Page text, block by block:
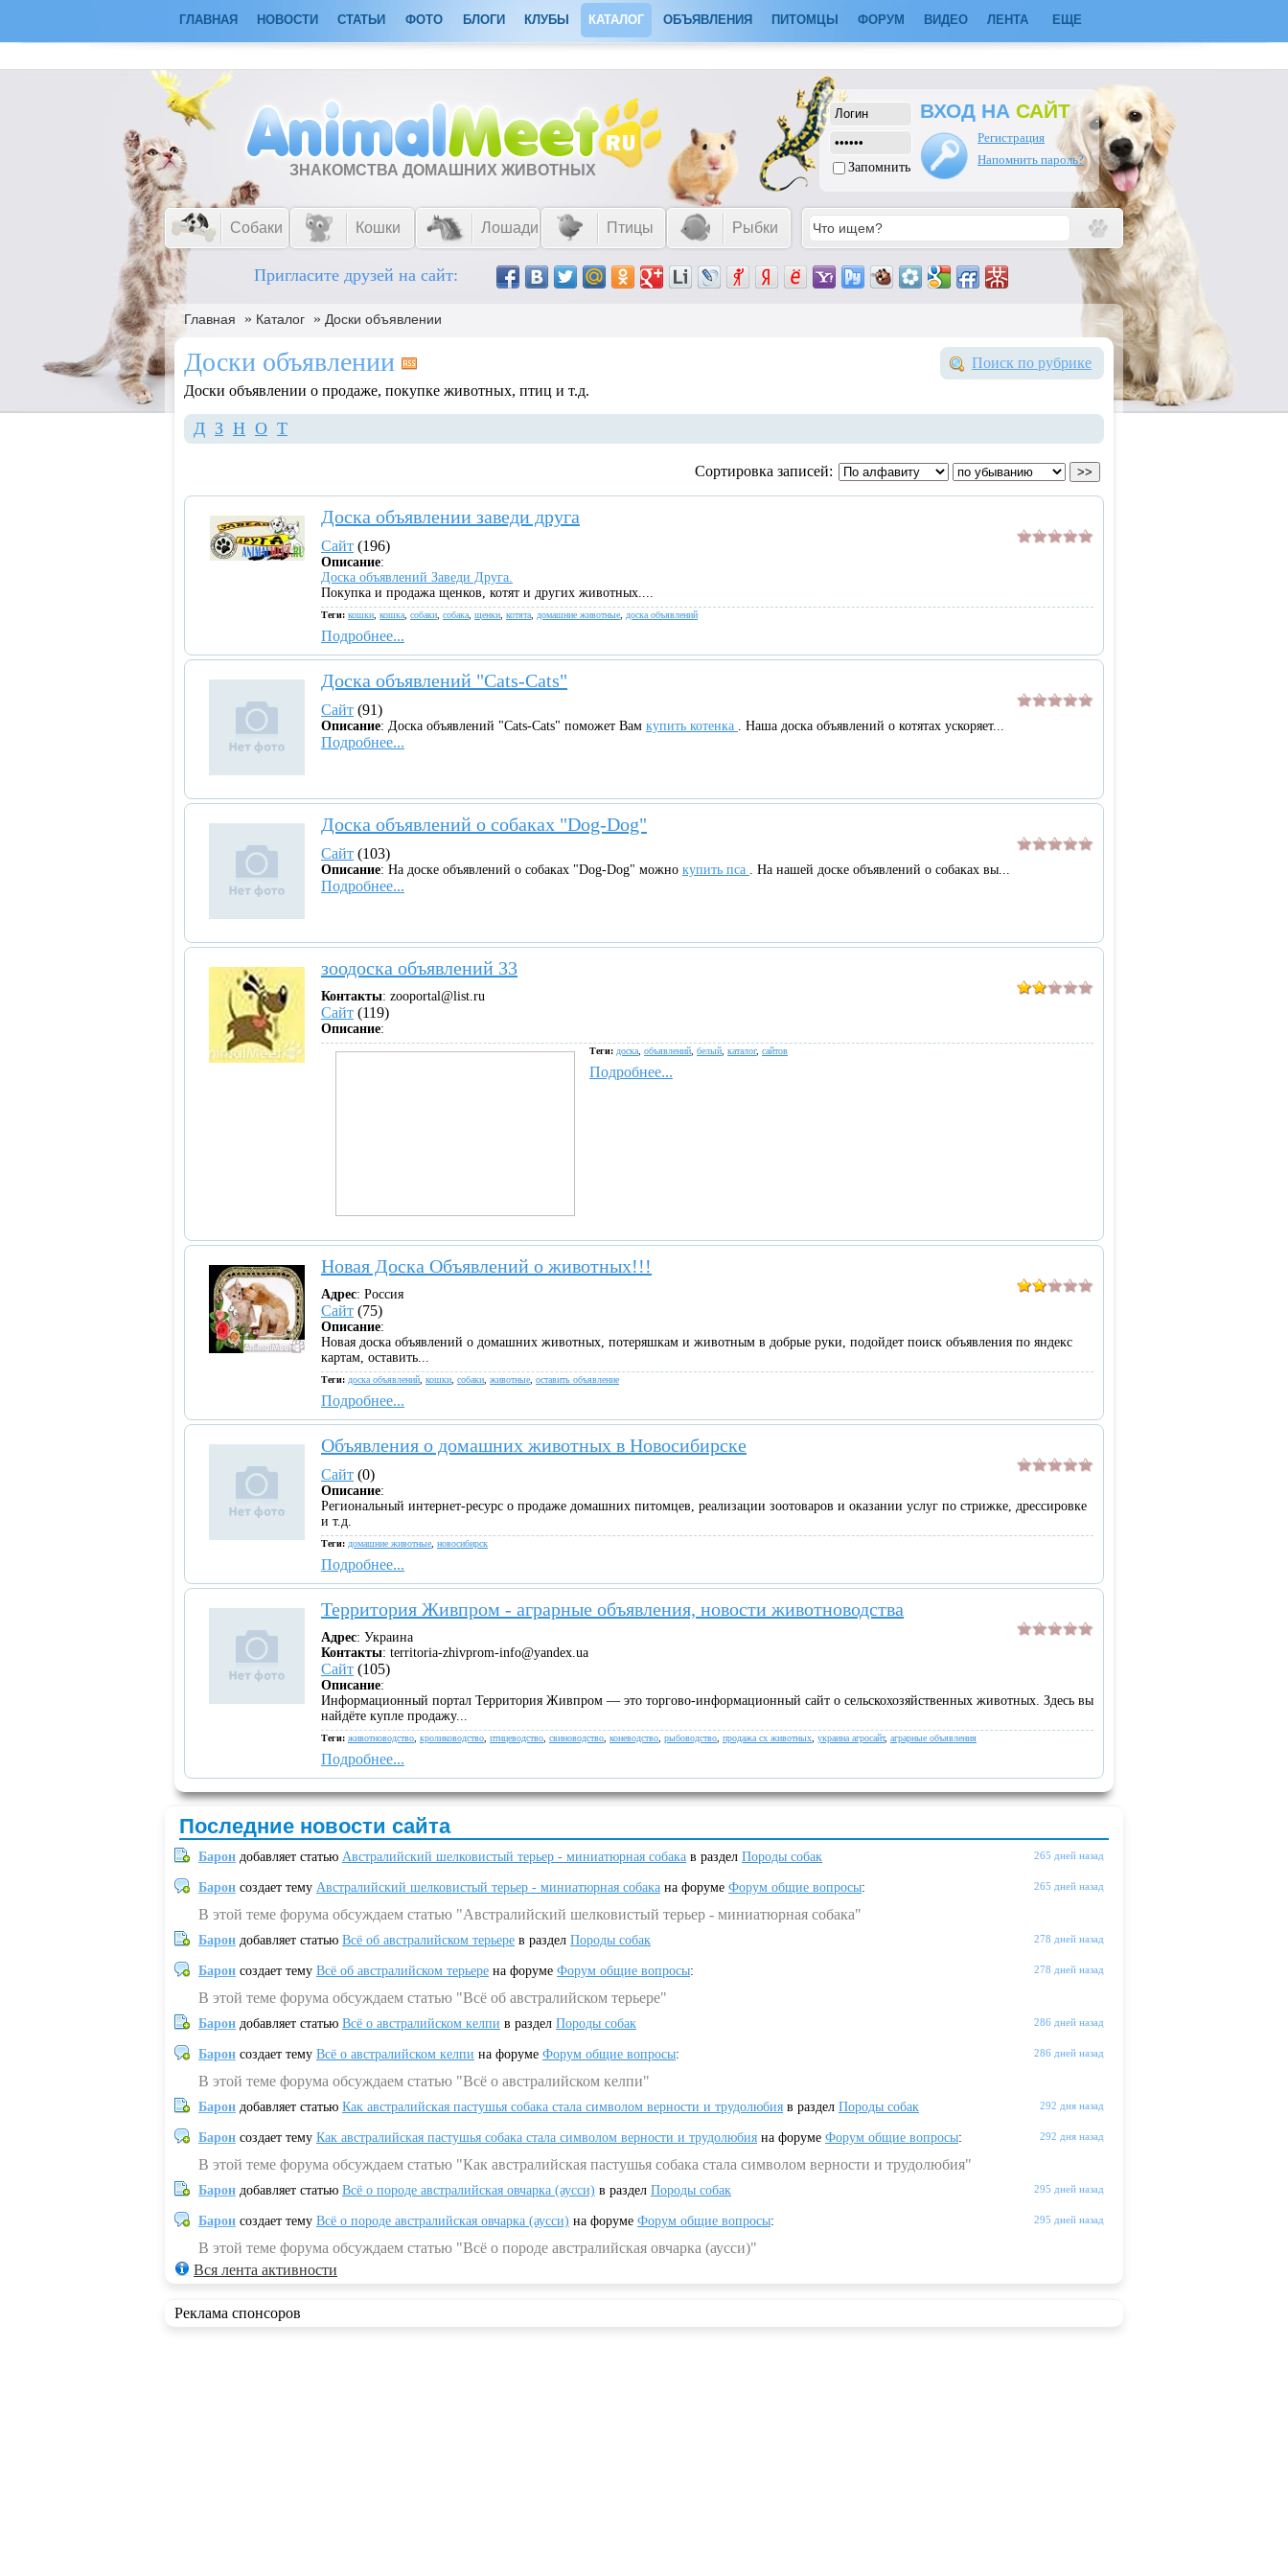
ГЛАВНАЯ НОВОСТИ СТАТЬИ ФОТО БЛОГИ КЛУБЫ КАТАЛОГ ОБЪЯВЛЕНИЯ ПИТОМЦЫ ФОРУМ ВИДЕО ЛЕНТА ЕЩЕ
ЗНАКОМСТВА ДОМАШНИХ ЖИВОТНЫХ Запомнить
ВХОД НА САЙТ
Регистрация
Напомнить пароль?
Собаки Кошки Лошади Птицы Рыбки
Пригласите друзей на сайт:
Главная » Каталог » Доски объявлении
Поиск по рубрике
Доски объявлении
Доски объявлении о продаже, покупке животных, птиц и т.д.
Д З Н О Т
Сортировка записей:
Доска объявлении заведи друга
Сайт (196)
Описание:
Доска объявлений Заведи Друга.
Покупка и продажа щенков, котят и других животных....
Теги: кошки кошка собаки собака щенки котята домашние животные доска объявлений
Подробнее...
Доска объявлений "Cats-Cats"
Сайт (91)
Описание: Доска объявлений "Cats-Cats" поможет Вам купить котенка . Наша доска объявлений о котятах ускоряет...
Подробнее...
Доска объявлений о собаках "Dog-Dog"
Сайт (103)
Описание: На доске объявлений о собаках "Dog-Dog" можно купить пса . На нашей доске объявлений о собаках вы...
Подробнее...
зоодоска объявлений 33
Контакты: zooportal@list.ru
Сайт (119)
Описание:
Теги: доска объявлений белый каталог, сайтов
Подробнее...
Новая Доска Объявлений о животных!!!
Адрес: Россия
Сайт (75)
Описание:
Новая доска объявлений о домашних животных, потеряшкам и животным в добрые руки, подойдет поиск объявления по яндекс
картам, оставить...
Теги: доска объявлений кошки собаки животные оставить объявление
Подробнее...
Объявления о домашних животных в Новосибирске
Сайт (0)
Описание:
Региональный интернет-ресурс о продаже домашних питомцев, реализации зоотоваров и оказании услуг по стрижке, дрессировке
и т.д.
Теги: домашние животные новосибирск
Подробнее...
Территория Живпром - аграрные объявления, новости животноводства
Адрес: Украина
Контакты: territoria-zhivprom-info@yandex.ua
Сайт (105)
Описание:
Информационный портал Территория Живпром — это торгово-информационный сайт о сельскохозяйственных животных. Здесь вы
найдёте купле продажу...
Теги: животноводство кролиководство птицеводство свиноводство коневодство рыбоводство продажа сх животных украина агросайт, аграрные объявления
Подробнее...
Последние новости сайта
265 дней назад
Барон добавляет статью Австралийский шелковистый терьер - миниатюрная собака в раздел Породы собак
265 дней назад
Барон создает тему Австралийский шелковистый терьер - миниатюрная собака на форуме Форум общие вопросы:
В этой теме форума обсуждаем статью "Австралийский шелковистый терьер - миниатюрная собака"
278 дней назад
Барон добавляет статью Всё об австралийском терьере в раздел Породы собак
278 дней назад
Барон создает тему Всё об австралийском терьере на форуме Форум общие вопросы:
В этой теме форума обсуждаем статью "Всё об австралийском терьере"
286 дней назад
Барон добавляет статью Всё о австралийском келпи в раздел Породы собак
286 дней назад
Барон создает тему Всё о австралийском келпи на форуме Форум общие вопросы:
В этой теме форума обсуждаем статью "Всё о австралийском келпи"
292 дня назад
Барон добавляет статью Как австралийская пастушья собака стала символом верности и трудолюбия в раздел Породы собак
292 дня назад
Барон создает тему Как австралийская пастушья собака стала символом верности и трудолюбия на форуме Форум общие вопросы:
В этой теме форума обсуждаем статью "Как австралийская пастушья собака стала символом верности и трудолюбия"
295 дней назад
Барон добавляет статью Всё о породе австралийская овчарка (аусси) в раздел Породы собак
295 дней назад
Барон создает тему Всё о породе австралийская овчарка (аусси) на форуме Форум общие вопросы:
В этой теме форума обсуждаем статью "Всё о породе австралийская овчарка (аусси)"
Вся лента активности
Реклама спонсоров